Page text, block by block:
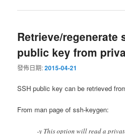
Retrieve/regenerate
public key from
發佈日期:2015-04-21
SSH public key can be retrieved
From man page of ssh-keygen:
-y This option will read a